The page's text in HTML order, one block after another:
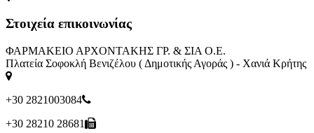
Στοιχεία επικοινωνίας
ΦΑΡΜΑΚΕΙΟ ΑΡΧΟΝΤΑΚΗΣ ΓΡ. & ΣΙΑ Ο.Ε.
Πλατεία Σοφοκλή Βενιζέλου ( Δημοτικής Αγοράς ) - Χανιά Κρήτης
+30 2821003084
+30 28210 28681